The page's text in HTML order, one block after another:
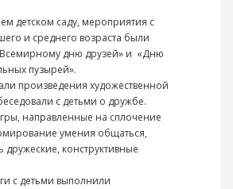
детском саду, мероприятия с
и среднего возраста были
дню друзей» и «Дню
пузырей».
произведения художественной
с детьми о дружбе.
направленные на сплочение
умения общаться,
дружеские, конструктивные
с детьми выполнили